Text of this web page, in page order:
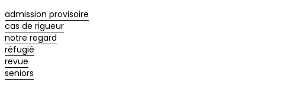
admission provisoire
cas de rigueur
notre regard
réfugié
revue
seniors